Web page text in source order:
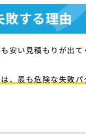
敗する理由
安い見積もりが出て
、最も危険な失敗パ